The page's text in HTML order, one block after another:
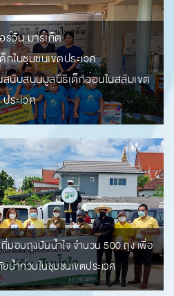
ร์วัน มาร์เก็ต
กในชุมชนเขตประเวศ
สนับสนุนมูลนิธิเด็กอ่อนในสลัมเขต
ประเวศ
อบถุงปันน้ำใจ จำนวน 500 ถุง เพื่อ
น้ำท่วมในชุมชนเขตประเวศ
ร์วันเฮ้าส์ซิ่ง ดิเวลลอปเม้นท์ จำกัด
ดภัยของลูกบ้านในโครงการ THE
ดทำโครงการฉีดพ่นควันกำจัดยุง
แพร่ระบาดของโรคที่มียุงเป็นพาหะ
ร้ายแรงที่พบได้บ่อยในช่วงหน้าฝน
รนั้นดำเนินการโดยทีมงานมืออาชีพ